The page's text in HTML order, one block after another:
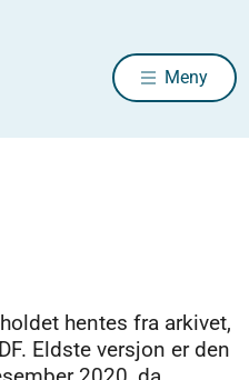
Meny
hentes fra arkivet,
Eldste versjon er den